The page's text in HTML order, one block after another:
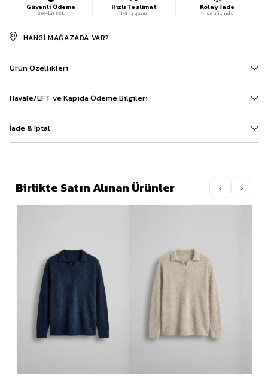
Güvenli Ödeme
256-bit SSL
Hızlı Teslimat
1-3 iş günü
Kolay İade
14 gün içinde
HANGI MAĞAZADA VAR?
Ürün Özellikleri
Havale/EFT ve Kapıda Ödeme Bilgileri
İade & İptal
Birlikte Satın Alınan Ürünler ‹ ›